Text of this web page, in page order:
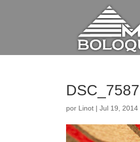
DSC_7587
por Linot |Jul 19, 2014